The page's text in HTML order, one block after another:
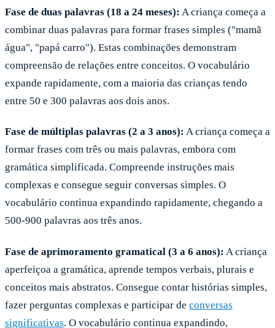
Fase de duas palavras (18 a 24 meses): A criança começa a
combinar duas palavras para formar frases simples ("mamã
água", "papá carro"). Estas combinações demonstram
compreensão de relações entre conceitos. O vocabulário
expande rapidamente, com a maioria das crianças tendo
entre 50 e 300 palavras aos dois anos.
Fase de múltiplas palavras (2 a 3 anos): A criança começa a
formar frases com três ou mais palavras, embora com
gramática simplificada. Compreende instruções mais
complexas e consegue seguir conversas simples. O
vocabulário continua expandindo rapidamente, chegando a
500-900 palavras aos três anos.
Fase de aprimoramento gramatical (3 a 6 anos): A criança
aperfeiçoa a gramática, aprende tempos verbais, plurais e
conceitos mais abstratos. Consegue contar histórias simples,
fazer perguntas complexas e participar de conversas
significativas. O vocabulário continua expandindo,